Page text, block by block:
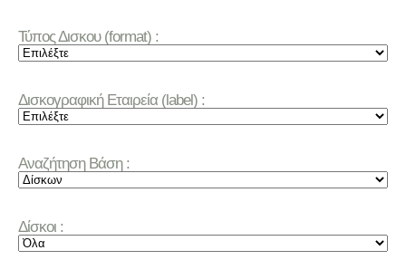
Τύπος Δισκου (format) :
Δισκογραφική Εταιρεία (label) :
Αναζήτηση Βάση :
Δίσκοι :